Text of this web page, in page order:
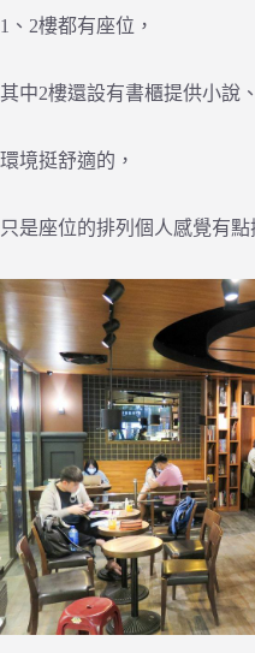
1、2樓都有座位，
其中2樓還設有書櫃提供小說
環境挺舒適的，
只是座位的排列個人感覺有點